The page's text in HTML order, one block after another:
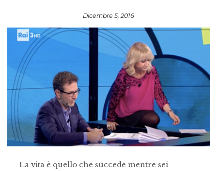
Dicembre 5, 2016
La vita è quello che succede mentre sei